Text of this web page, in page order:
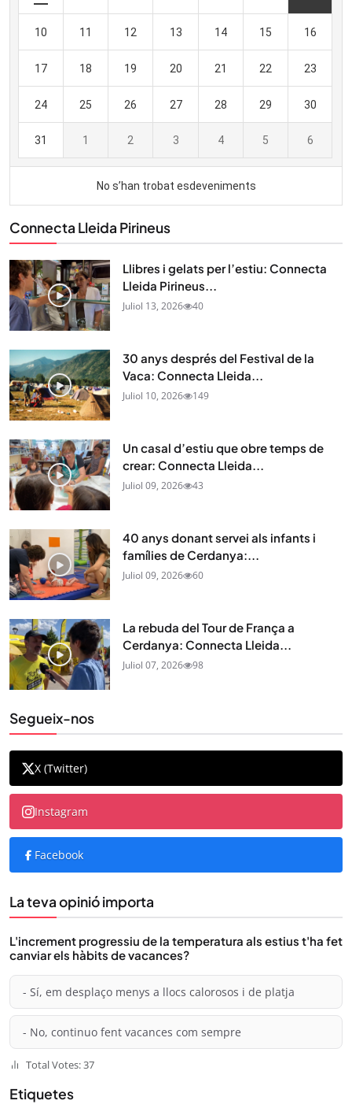
Connecta Lleida Pirineus
Llibres i gelats per l’estiu: Connecta
Lleida Pirineus...
Juliol 13, 2026 40
30 anys després del Festival de la
Vaca: Connecta Lleida...
Juliol 10, 2026 149
Un casal d’estiu que obre temps de
crear: Connecta Lleida...
Juliol 09, 2026 43
40 anys donant servei als infants i
famílies de Cerdanya:...
Juliol 09, 2026 60
La rebuda del Tour de França a
Cerdanya: Connecta Lleida...
Juliol 07, 2026 98
Segueix-nos
X (Twitter)
Instagram
Facebook
La teva opinió importa
L'increment progressiu de la temperatura als estius t'ha fet
canviar els hàbits de vacances?
- Sí, em desplaço menys a llocs calorosos i de platja
- No, continuo fent vacances com sempre
Total Votes: 37
Etiquetes